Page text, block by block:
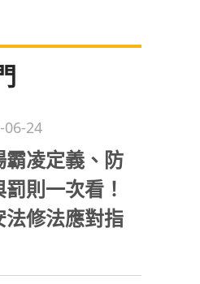
06-24
霸凌定義、防
則一次看！
法修法應對指